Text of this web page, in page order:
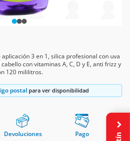
3 en 1, silica profesional con uva
con vitaminas A, C, D y E, anti frizz y
120 mililitros.
postal para ver disponibilidad
Devoluciones Pago